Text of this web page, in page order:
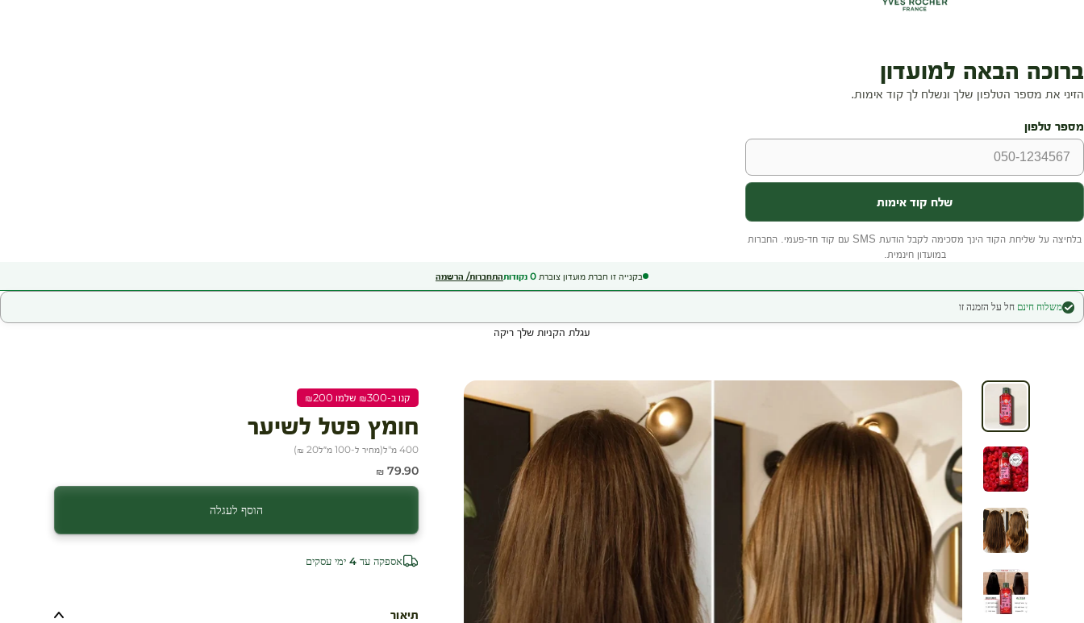
בקנייה זו חברת מועדון צוברת 0 נקודותהתחברות/ הרשמה
משלוח חינם חל על הזמנה זו
עגלת הקניות שלך ריקה
קנו ב-₪300 שלמו ₪200
חומץ פטל לשיער
400 מ"ל (מחיר ל-100 מ״ל 20 ₪
)
מחיר מבצע
79.90 ₪
הוסף לעגלה
אספקה עד 4 ימי עסקים
תיאור